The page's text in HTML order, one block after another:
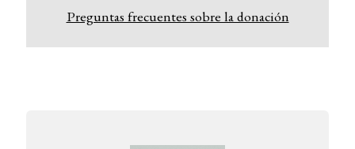
Preguntas frecuentes sobre la donación